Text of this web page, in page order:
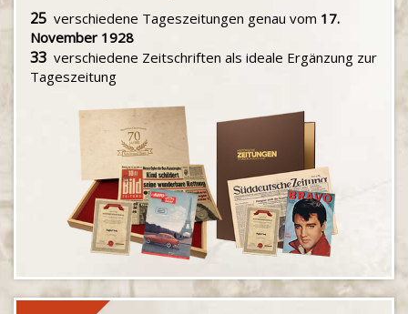
25 verschiedene Tageszeitungen genau vom 17.
November 1928
33 verschiedene Zeitschriften als ideale Ergänzung zur
Tageszeitung